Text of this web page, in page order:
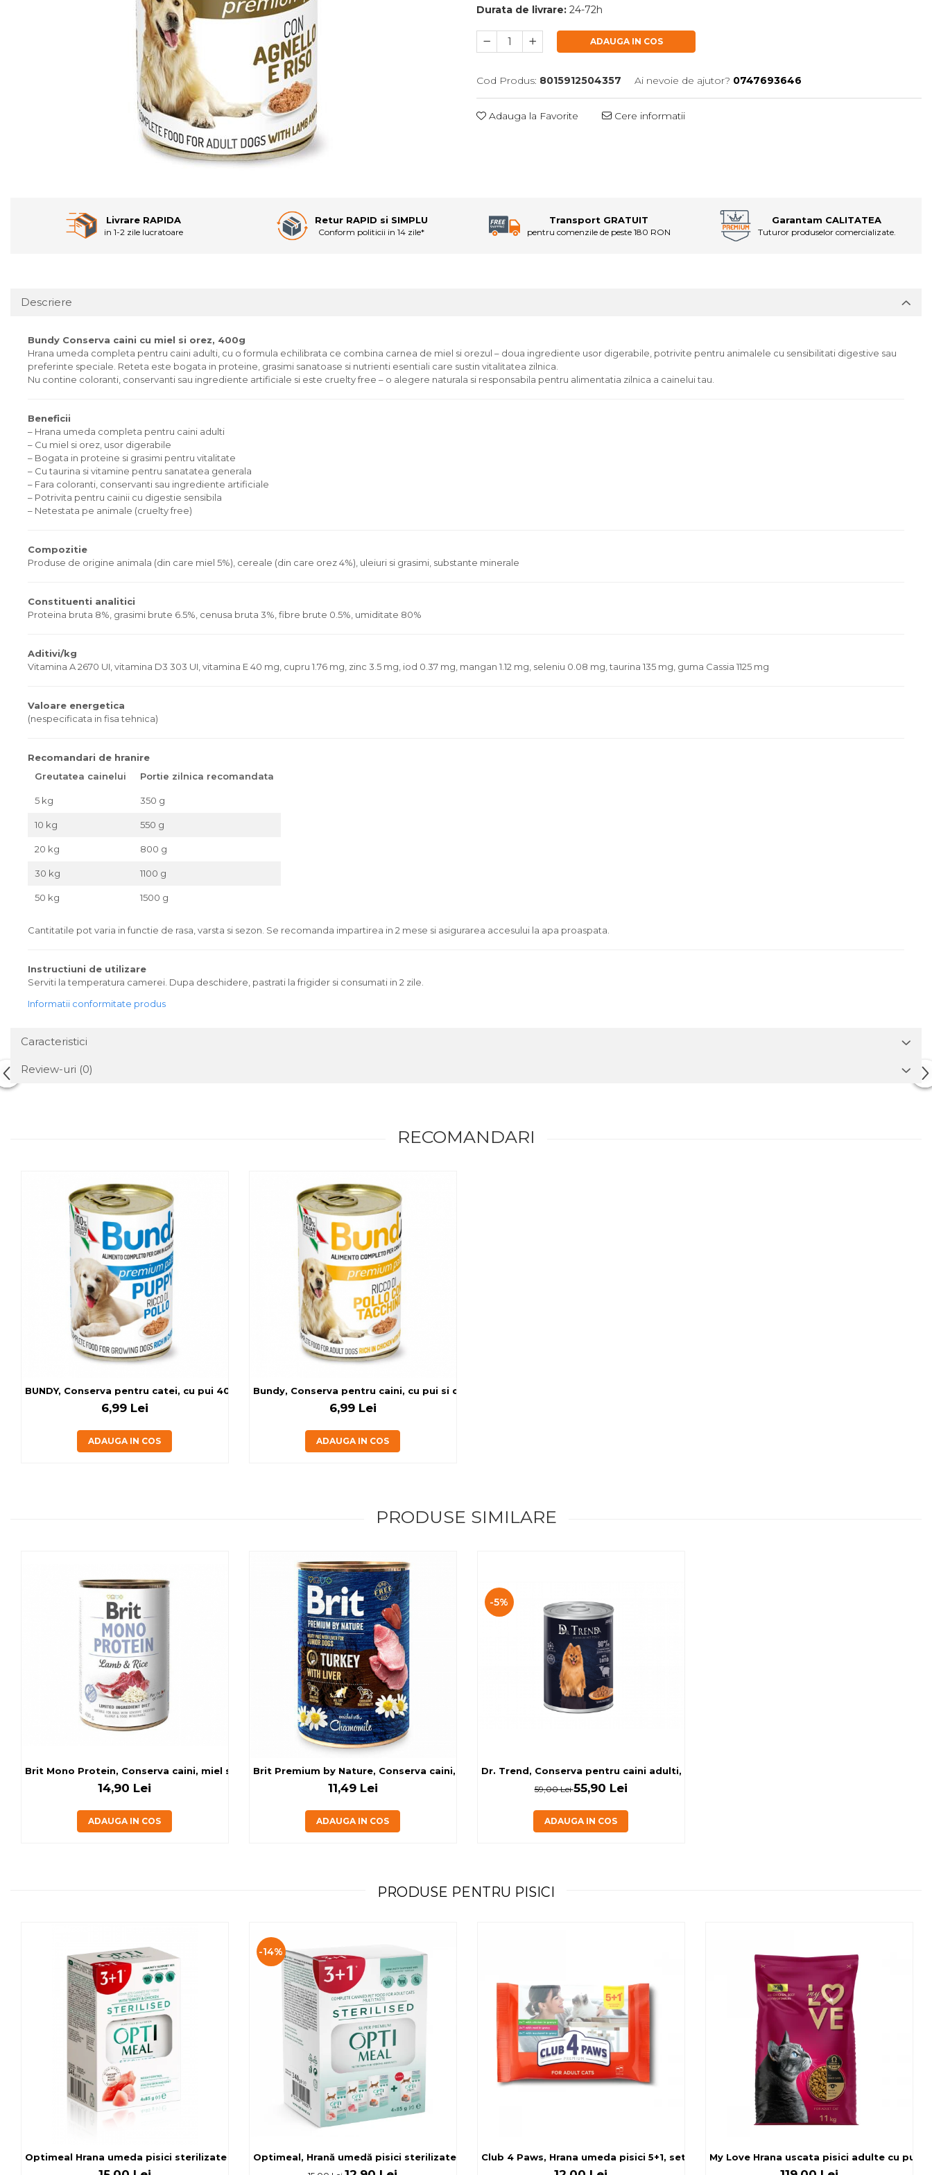
Durata de livrare: 24-72h
ADAUGA IN COS
Cod Produs: 8015912504357 Ai nevoie de ajutor? 0747693646
Adauga la Favorite Cere informatii
Livrare RAPIDA
in 1-2 zile lucratoare
Retur RAPID si SIMPLU
Conform politicii in 14 zile*
Transport GRATUIT
pentru comenzile de peste 180 RON
Garantam CALITATEA
Tuturor produselor comercializate.
Descriere
Bundy Conserva caini cu miel si orez, 400g
Hrana umeda completa pentru caini adulti, cu o formula echilibrata ce combina carnea de miel si orezul – doua ingrediente usor digerabile, potrivite pentru animalele cu sensibilitati digestive sau
preferinte speciale. Reteta este bogata in proteine, grasimi sanatoase si nutrienti esentiali care sustin vitalitatea zilnica.
Nu contine coloranti, conservanti sau ingrediente artificiale si este cruelty free – o alegere naturala si responsabila pentru alimentatia zilnica a cainelui tau.
Beneficii
– Hrana umeda completa pentru caini adulti
– Cu miel si orez, usor digerabile
– Bogata in proteine si grasimi pentru vitalitate
– Cu taurina si vitamine pentru sanatatea generala
– Fara coloranti, conservanti sau ingrediente artificiale
– Potrivita pentru cainii cu digestie sensibila
– Netestata pe animale (cruelty free)
Compozitie
Produse de origine animala (din care miel 5%), cereale (din care orez 4%), uleiuri si grasimi, substante minerale
Constituenti analitici
Proteina bruta 8%, grasimi brute 6.5%, cenusa bruta 3%, fibre brute 0.5%, umiditate 80%
Aditivi/kg
Vitamina A 2670 UI, vitamina D3 303 UI, vitamina E 40 mg, cupru 1.76 mg, zinc 3.5 mg, iod 0.37 mg, mangan 1.12 mg, seleniu 0.08 mg, taurina 135 mg, guma Cassia 1125 mg
Valoare energetica
(nespecificata in fisa tehnica)
Recomandari de hranire
Greutatea cainelui
Portie zilnica recomandata
5 kg 350 g
10 kg 550 g
20 kg 800 g
30 kg 1100 g
50 kg 1500 g
Cantitatile pot varia in functie de rasa, varsta si sezon. Se recomanda impartirea in 2 mese si asigurarea accesului la apa proaspata.
Instructiuni de utilizare
Serviti la temperatura camerei. Dupa deschidere, pastrati la frigider si consumati in 2 zile.
Informatii conformitate produs
Caracteristici
Review-uri (0)
RECOMANDARI
BUNDY, Conserva pentru catei, cu pui 400g
6,99 Lei
ADAUGA IN COS
Bundy, Conserva pentru caini, cu pui si curcan, 400g
6,99 Lei
ADAUGA IN COS
PRODUSE SIMILARE
Brit Mono Protein, Conserva caini, miel si orez, 400 g
14,90 Lei
ADAUGA IN COS
Brit Premium by Nature, Conserva caini, curcan si ficat, 400 g
11,49 Lei
ADAUGA IN COS
-5%
Dr. Trend, Conserva pentru caini adulti, cu miel in sos 10x400g
59,00 Lei55,90 Lei
ADAUGA IN COS
PRODUSE PENTRU PISICI
Optimeal Hrana umeda pisici sterilizate - curcan si pui in sos, set 3+1, 4*0,085kg
-14%
Optimeal, Hrană umedă pisici sterilizate, diferite arome, (3+1), 0.34kg
Club 4 Paws, Hrana umeda pisici 5+1, set 6x80 gMy Love Hrana uscata pisici adulte cu pui,